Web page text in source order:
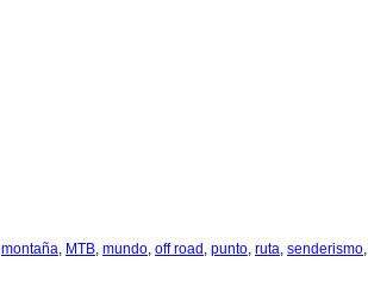
montaña, MTB, mundo, off road, punto, ruta, senderismo,